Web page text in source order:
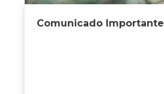
Comunicado Importante